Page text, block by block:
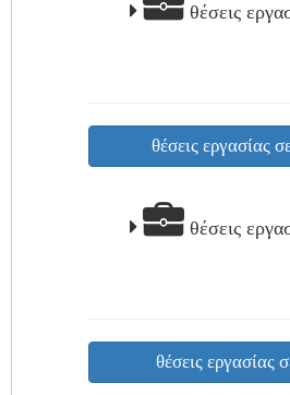
θέσεις
θέσεις εργασίας
θέσεις
θέσεις εργασίας